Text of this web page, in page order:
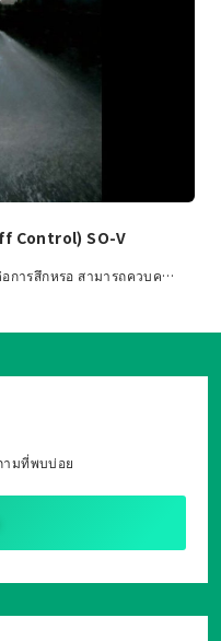
Control) SO-V
การสึกหรอ สามารถควบค…
ามที่พบบ่อย